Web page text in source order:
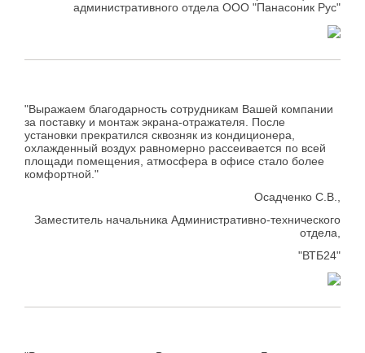
административного отдела ООО "Панасоник Рус"
"Выражаем благодарность сотрудникам Вашей компании
за поставку и монтаж экрана-отражателя. После
установки прекратился сквозняк из кондиционера,
охлажденный воздух равномерно рассеивается по всей
площади помещения, атмосфера в офисе стало более
комфортной."
Осадченко С.В.,
Заместитель начальника Административно-технического
отдела,
"ВТБ24"